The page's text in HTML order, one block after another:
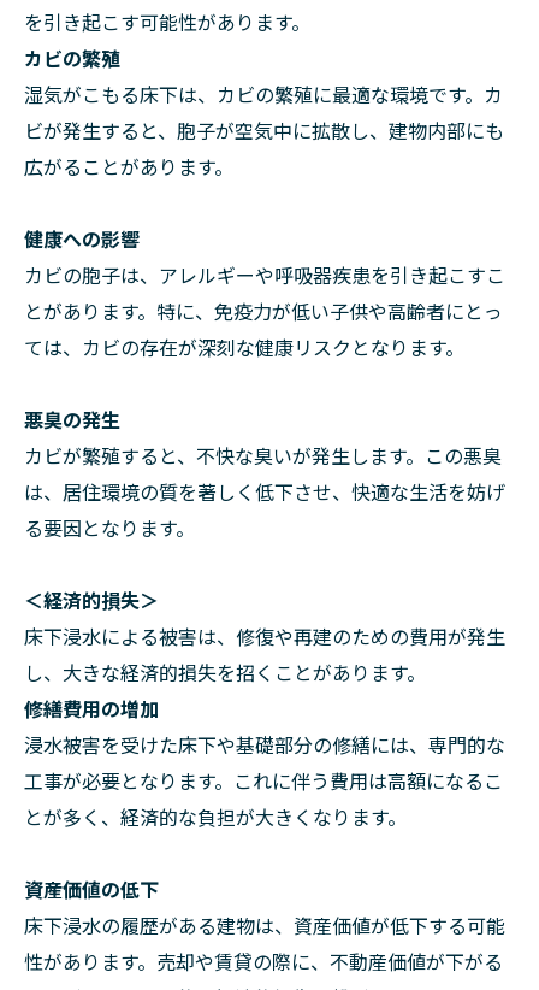
を引き起こす可能性があります。
カビの繁殖
湿気がこもる床下は、カビの繁殖に最適な環境です。カ
ビが発生すると、胞子が空気中に拡散し、建物内部にも
広がることがあります。
健康への影響
カビの胞子は、アレルギーや呼吸器疾患を引き起こすこ
とがあります。特に、免疫力が低い子供や高齢者にとっ
ては、カビの存在が深刻な健康リスクとなります。
悪臭の発生
カビが繁殖すると、不快な臭いが発生します。この悪臭
は、居住環境の質を著しく低下させ、快適な生活を妨げ
る要因となります。
＜経済的損失＞
床下浸水による被害は、修復や再建のための費用が発生
し、大きな経済的損失を招くことがあります。
修繕費用の増加
浸水被害を受けた床下や基礎部分の修繕には、専門的な
工事が必要となります。これに伴う費用は高額になるこ
とが多く、経済的な負担が大きくなります。
資産価値の低下
床下浸水の履歴がある建物は、資産価値が低下する可能
性があります。売却や賃貸の際に、不動産価値が下がる